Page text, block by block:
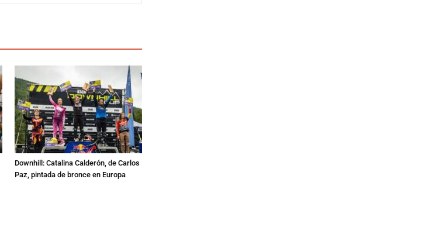
Downhill: Catalina Calderón, de Carlos
Paz, pintada de bronce en Europa